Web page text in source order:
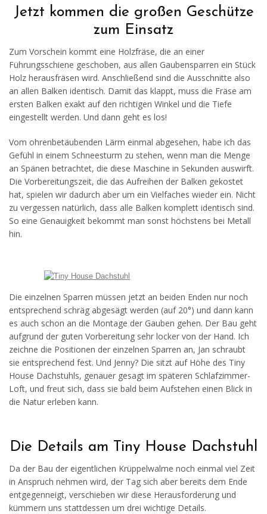
Jetzt kommen die großen Geschütze
zum Einsatz
Zum Vorschein kommt eine Holzfräse, die an einer
Führungsschiene geschoben, aus allen Gaubensparren ein Stück
Holz herausfräsen wird. Anschließend sind die Ausschnitte also
an allen Balken identisch. Damit das klappt, muss die Fräse am
ersten Balken exakt auf den richtigen Winkel und die Tiefe
eingestellt werden. Und dann geht es los!
Vom ohrenbetäubenden Lärm einmal abgesehen, habe ich das
Gefühl in einem Schneesturm zu stehen, wenn man die Menge
an Spänen betrachtet, die diese Maschine in Sekunden auswirft.
Die Vorbereitungszeit, die das Aufreihen der Balken gekostet
hat, spielen wir dadurch aber um ein Vielfaches wieder ein. Nicht
zu vergessen natürlich, dass alle Balken komplett identisch sind.
So eine Genauigkeit bekommt man sonst höchstens bei Metall
hin.
Die einzelnen Sparren müssen jetzt an beiden Enden nur noch
entsprechend schräg abgesägt werden (auf 20°) und dann kann
es auch schon an die Montage der Gauben gehen. Der Bau geht
aufgrund der guten Vorbereitung sehr locker von der Hand. Ich
zeichne die Positionen der einzelnen Sparren an, Jan schraubt
sie entsprechend fest. Und Jenny? Die sitzt auf Höhe des Tiny
House Dachstuhls, genauer gesagt im späteren Schlafzimmer-
Loft, und freut sich, dass sie bald beim Aufstehen einen Blick in
die Natur erleben kann.
Die Details am Tiny House Dachstuhl
Da der Bau der eigentlichen Krüppelwalme noch einmal viel Zeit
in Anspruch nehmen wird, der Tag sich aber bereits dem Ende
entgegenneigt, verschieben wir diese Herausforderung und
kümmern uns stattdessen um drei wichtige Details.